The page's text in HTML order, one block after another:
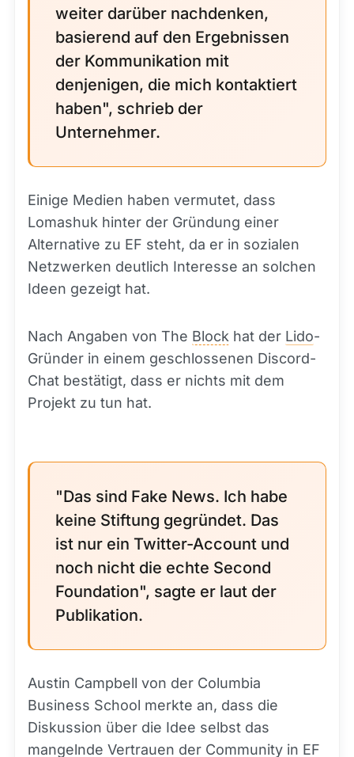
weiter darüber nachdenken,
basierend auf den Ergebnissen
der Kommunikation mit
denjenigen, die mich kontaktiert
haben", schrieb der
Unternehmer.
Einige Medien haben vermutet, dass
Lomashuk hinter der Gründung einer
Alternative zu EF steht, da er in sozialen
Netzwerken deutlich Interesse an solchen
Ideen gezeigt hat.
Nach Angaben von The Block hat der Lido-
Gründer in einem geschlossenen Discord-
Chat bestätigt, dass er nichts mit dem
Projekt zu tun hat.
"Das sind Fake News. Ich habe
keine Stiftung gegründet. Das
ist nur ein Twitter-Account und
noch nicht die echte Second
Foundation", sagte er laut der
Publikation.
Austin Campbell von der Columbia
Business School merkte an, dass die
Diskussion über die Idee selbst das
mangelnde Vertrauen der Community in EF